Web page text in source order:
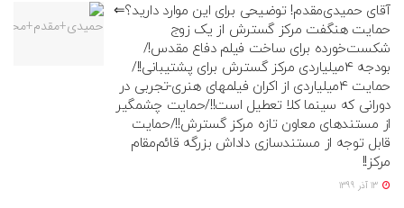
آقای حمیدی‌مقدم! توضیحی برای این موارد دارید؟⇐
حمایت هنگفت مرکز گسترش از یک زوج
شکست‌خورده برای ساخت فیلم دفاع مقدس!/
بودجه ۴میلیاردی مرکز گسترش برای پشتیبانی!!/
حمایت ۴میلیاردی از اکران فیلمهای هنری-تجربی در
دورانی که سینما کلا تعطیل است!!/حمایت چشمگیر
از مستندهای معاون تازه مرکز گسترش!!/حمایت
قابل توجه از مستندسازی داداش بزرگه قائم‌مقام
مرکز!!